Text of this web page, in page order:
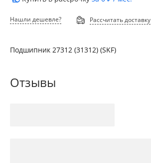
Нашли дешевле? Рассчитать доставку
Подшипник 27312 (31312) (SKF)
Отзывы